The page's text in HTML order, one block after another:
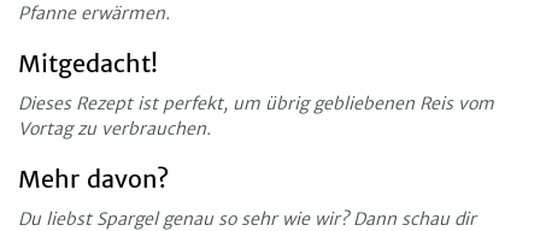
Pfanne erwärmen.
Mitgedacht!
Dieses Rezept ist perfekt, um übrig gebliebenen Reis vom
Vortag zu verbrauchen.
Mehr davon?
Du liebst Spargel genau so sehr wie wir? Dann schau dir